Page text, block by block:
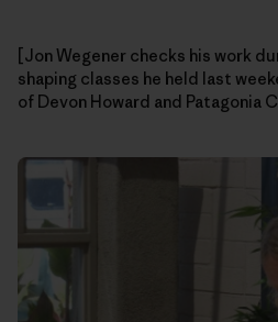
[Jon Wegener checks his work
shaping classes he held last
of Devon Howard and Patagonia